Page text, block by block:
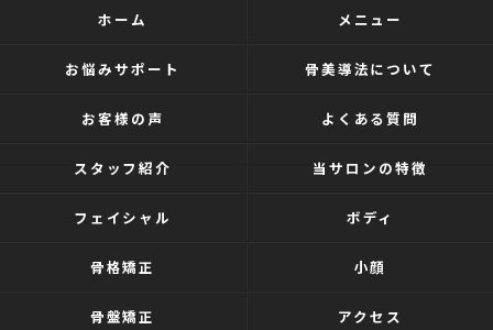
ホーム メニュー
お悩みサポート 骨美導法について
お客様の声 よくある質問
スタッフ紹介 当サロンの特徴
フェイシャル ボディ
骨格矯正 小顔
骨盤矯正 アクセス